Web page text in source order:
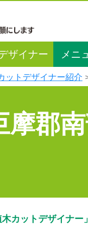
ザイナー メニ
ットデザイナー紹介
摩郡
カットデザイナ